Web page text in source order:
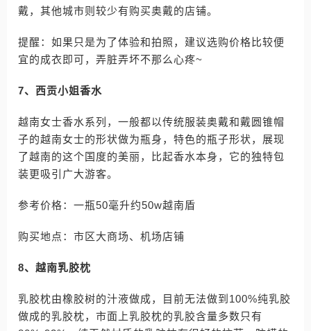
戴，其他城市则较少有购买奥戴的店铺。
提醒：如果只是为了体验和拍照，建议选购价格比较便
宜的成衣即可，弄脏弄坏不那么心疼~
7、西贡小姐香水
越南女士香水系列，一般都以传统服装奥戴和戴圆锥帽
子的越南女士的形状做为瓶身，特色的瓶子形状，展现
了越南的这个国度的美丽，比起香水本身，它的独特包
装更吸引广大游客。
参考价格：一瓶50毫升约50w越南盾
购买地点：市区大商场、机场店铺
8、越南乳胶枕
乳胶枕由橡胶树的汁液做成，目前无法做到100%纯乳胶
做成的乳胶枕，市面上乳胶枕的乳胶含量多数只有